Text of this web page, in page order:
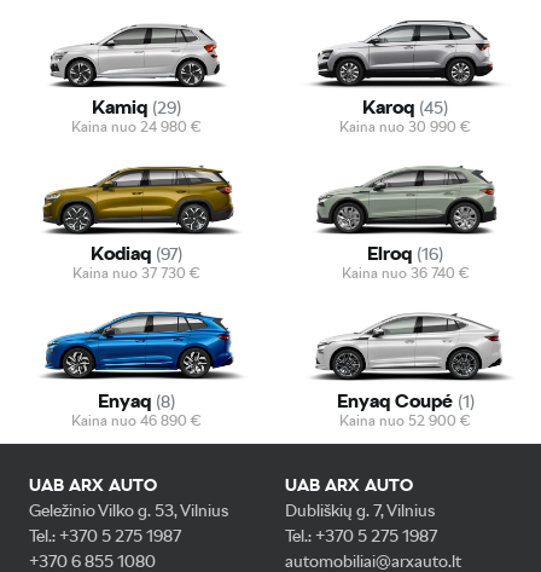
Kamiq (29)
Kaina nuo 24 980 €
Karoq (45)
Kaina nuo 30 990 €
Kodiaq (97)
Kaina nuo 37 730 €
Elroq (16)
Kaina nuo 36 740 €
Enyaq (8)
Kaina nuo 46 890 €
Enyaq Coupé (1)
Kaina nuo 52 900 €
UAB ARX AUTO
Geležinio Vilko g. 53, Vilnius
Tel.: +370 5 275 1987
+370 6 855 1080
UAB ARX AUTO
Dubliškių g. 7, Vilnius
Tel.: +370 5 275 1987
automobiliai@arxauto.lt